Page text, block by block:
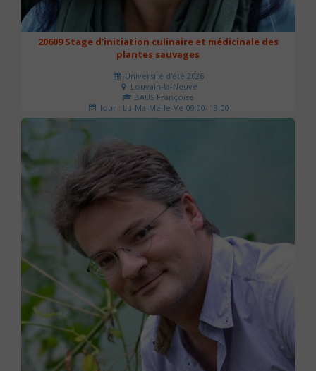
20609 Stage d'initiation culinaire et médicinale des
plantes sauvages
Université d'été 2026
Louvain-la-Neuve
BAUS Françoise
Jour : Lu-Ma-Me-Je-Ve 09:00- 13:00
Nombre de séances : 3